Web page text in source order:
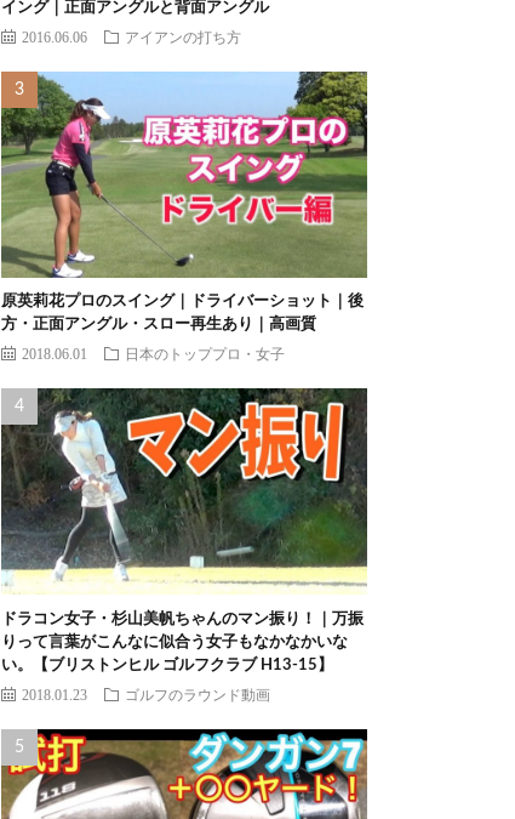
イング｜正面アングルと背面アングル
2016.06.06 アイアンの打ち方
原英莉花プロのスイング｜ドライバーショット｜後
方・正面アングル・スロー再生あり｜高画質
2018.06.01 日本のトッププロ・女子
ドラコン女子・杉山美帆ちゃんのマン振り！｜万振
りって言葉がこんなに似合う女子もなかなかいな
い。【ブリストンヒル ゴルフクラブ H13-15】
2018.01.23 ゴルフのラウンド動画